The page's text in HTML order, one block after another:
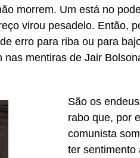
morrem. Um está no
virou pesadelo. Então,
erro para riba ou para
mentiras de Jair
São os
rabo que, por
comunista
ter sentimento